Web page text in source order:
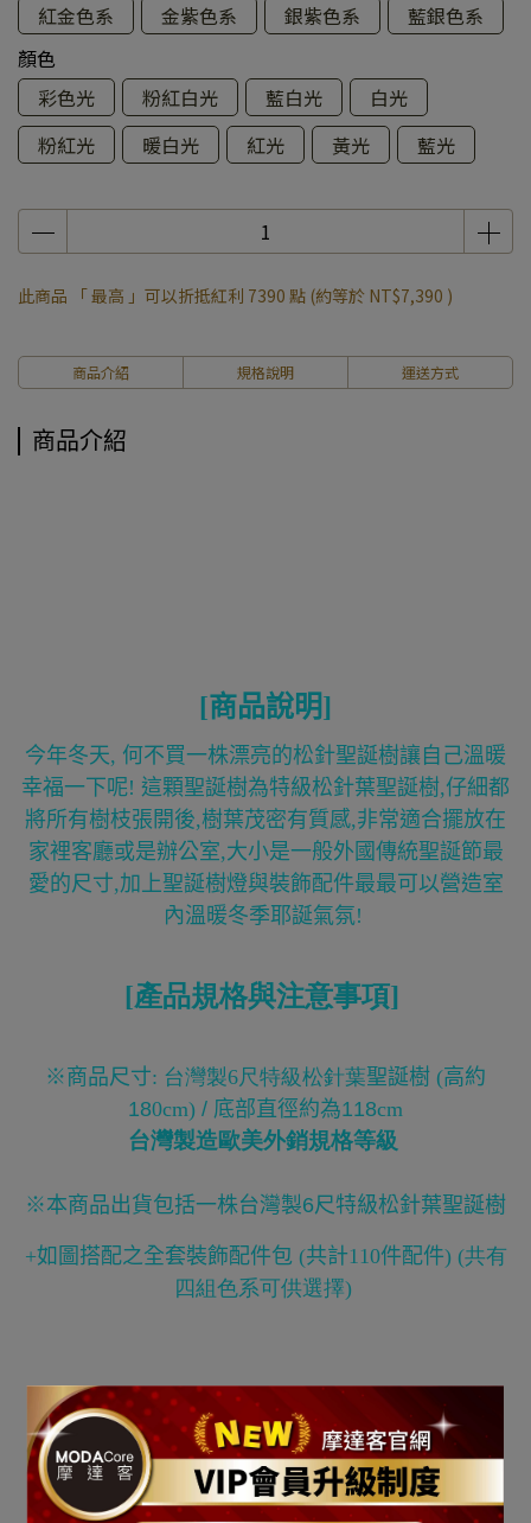
紅金色系
金紫色系 銀紫色系
藍銀色系
顏色
彩色光
粉紅白光 藍白光
白光
粉紅光
暖白光 紅光 黃光 藍光
此商品 「 最高 」可以折抵紅利 7390 點 (約等於 NT$7,390 )
商品介紹 規格說明 運送方式
商品介紹
[商品說明]
今年冬天, 何不買一株漂亮的松針聖誕樹讓自己溫暖
幸福一下呢! 這顆聖誕樹為特級松針葉聖誕樹,仔細都
將所有樹枝張開後,樹葉茂密有質感,非常適合擺放在
家裡客廳或是辦公室,大小是一般外國傳統聖誕節最
愛的尺寸,加上聖誕樹燈與裝飾配件最最可以營造室
內溫暖冬季耶誕氣氛!
[產品規格與注意事項]
※ 商品尺寸: 台灣製6尺特級松針葉聖誕樹 (高約
180cm) / 底部直徑約為118cm
台灣製造歐美外銷規格等級
※本商品出貨包括一株台灣製6尺特級松針葉聖誕樹
+如圖搭配之全套裝飾配件包 (共計110件配件) (共有
四組色系可供選擇)
[100燈LED燈串]
電壓：
110V 60Hz /燈串長度：10公尺 / 光源型式:LED燈
燈數：100燈